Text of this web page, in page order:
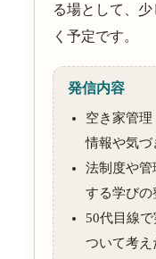
る場として、
く予定です。
発信内容
空き家管理
情報や気づ
法制度や管
する学びの
50代目線
ついて考